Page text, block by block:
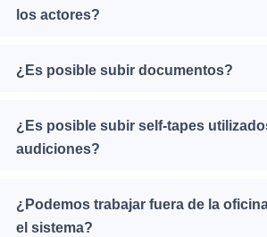
los actores?
¿Es posible subir documentos?
¿Es posible subir self-tapes
audiciones?
¿Podemos trabajar fuera de la
el sistema?